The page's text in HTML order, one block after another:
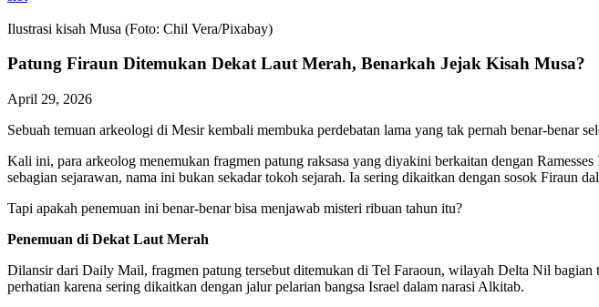
Ilustrasi kisah Musa (Foto: Chil Vera/Pixabay)
Patung Firaun Ditemukan Dekat Laut Merah, Benarkah Jejak Kisah Musa?
April 29, 2026
Sebuah temuan arkeologi di Mesir kembali membuka perdebatan lama yang tak pernah benar-benar
Kali ini, para arkeolog menemukan fragmen patung raksasa yang diyakini berkaitan dengan
sebagian sejarawan, nama ini bukan sekadar tokoh sejarah. Ia sering dikaitkan dengan sosok Firaun
Tapi apakah penemuan ini benar-benar bisa menjawab misteri ribuan tahun itu?
Penemuan di Dekat Laut Merah
Dilansir dari Daily Mail, fragmen patung tersebut ditemukan di Tel Faraoun, wilayah Delta Nil
perhatian karena sering dikaitkan dengan jalur pelarian bangsa Israel dalam narasi Alkitab.